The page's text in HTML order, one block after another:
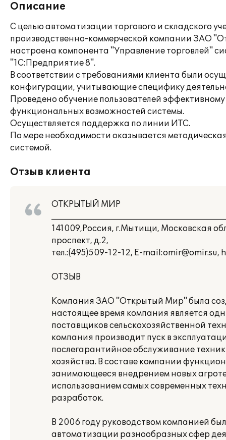
Описание
С целью автоматизации торгового и складского
производственно-коммерческой компании ЗАО
настроена компонента "Управление торговлей"
"1С:Предприятие 8".
В соответствии с требованиями клиента были
конфигурации, учитывающие специфику
Проведено обучение пользователей
функциональных возможностей системы.
Осуществляется поддержка по линии ИТС.
По мере необходимости оказывается
системой.
Отзыв клиента
ОТКРЫТЫЙ МИР
141009,Россия, г.Мытищи, Московская
проспект, д.2,
тел.:(495)509-12-12, E-
ОТЗЫВ
Компания ЗАО "Открытый Мир" была
настоящее время компания является
поставщиков сельскохозяйственной
компания производит пуск в
послегарантийное обслуживание
хозяйства. В составе компании
занимающееся внедрением новых
использованием самых современных
разработок.
В 2006 году руководством компанией
автоматизации разнообразных сфер